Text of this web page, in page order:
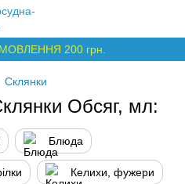
200 грн.
Склянки
Обсяг, мл:
Блюда
Келихи, фужери